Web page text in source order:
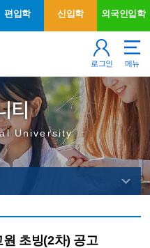
가기
편입학 신입학 외국인입학
로그인 메뉴
티
University
초빙(2차) 공고